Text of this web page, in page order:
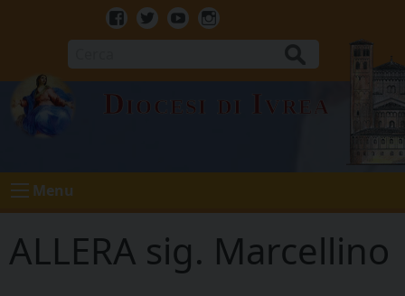
Facebook
TwitterYoutubeInstagram
Diocesi di Ivrea
Menu
ALLERA sig. Marcellino